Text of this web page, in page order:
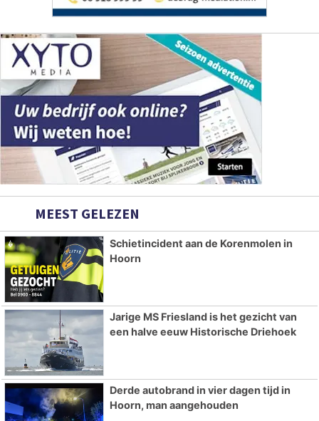
MEEST GELEZEN
Schietincident aan de Korenmolen in
Hoorn
Jarige MS Friesland is het gezicht van
een halve eeuw Historische Driehoek
Derde autobrand in vier dagen tijd in
Hoorn, man aangehouden